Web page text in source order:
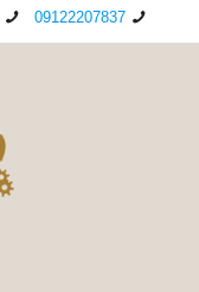
09122207837